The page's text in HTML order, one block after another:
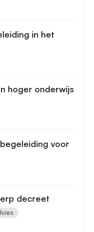
in het
hoger onderwijs
voor
decreet